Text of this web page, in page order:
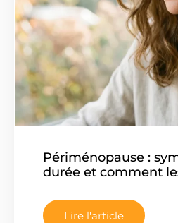
Périménopause :
durée et comment
Lire l'article